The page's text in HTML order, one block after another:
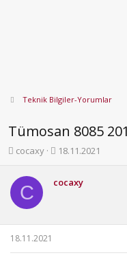
Teknik Bilgiler-Yorumlar
Tümosan 8085
K
n
y
u
b
cocaxy
B
l
g
18.11.2021
C cocaxy
18.11.2021